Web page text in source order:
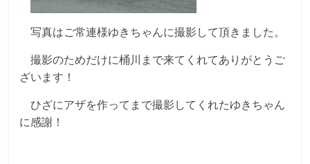
写真はご常連様ゆきちゃんに撮影して頂きました。
撮影のためだけに桶川まで来てくれてありがとうご
ざいます！
ひざにアザを作ってまで撮影してくれたゆきちゃん
に感謝！